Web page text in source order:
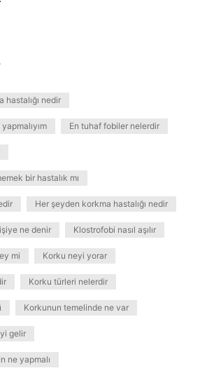
hastalığı nedir
En tuhaf fobiler nelerdir
bir hastalık mı
Her şeyden korkma hastalığı nedir
ne denir Klostrofobi nasıl aşılır
mi Korku neyi yorar
Korku türleri nelerdir
Korkunun temelinde ne var
gelir
ne yapmalı